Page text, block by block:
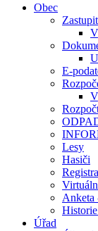
Obec
E-
Lesy
Hasiči
Anketa
Úřad